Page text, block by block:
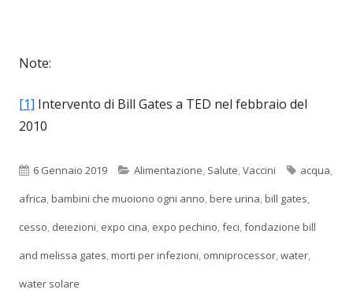
Note:
[1] Intervento di Bill Gates a TED nel febbraio del
2010
Pubblicato
6 Gennaio 2019 Categorie
Alimentazione, Salute,Vaccini Tag
acqua,
africa,bambini che muoiono ogni anno,bere urina,bill gates,
cesso, deiezioni, expo cina, expo pechino,feci,fondazione bill
and melissa gates,morti per infezioni, omniprocessor,water,
water solare